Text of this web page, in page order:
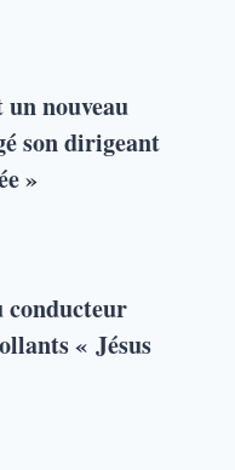
nouveau
son dirigeant
»
conducteur
« Jésus